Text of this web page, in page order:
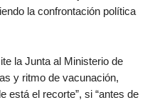
la confrontación política
la Junta al Ministerio de
y ritmo de vacunación,
está el recorte”, si “antes de